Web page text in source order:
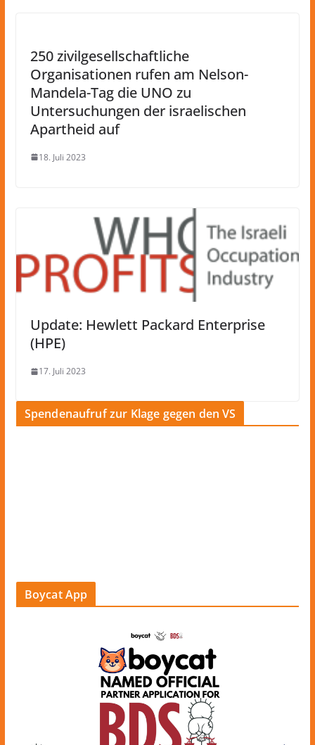
250 zivilgesellschaftliche
Organisationen rufen am Nelson-
Mandela-Tag die UNO zu
Untersuchungen der israelischen
Apartheid auf
18. Juli 2023
Update: Hewlett Packard Enterprise
(HPE)
17. Juli 2023
Spendenaufruf zur Klage gegen den VS
Boycat App